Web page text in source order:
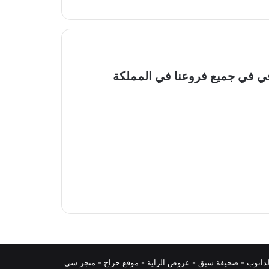
من مطعم هرفي في جميع فروعنا في المملكة
- صحيفة سبق - عروض الراية - موقع حراج - متجر شي